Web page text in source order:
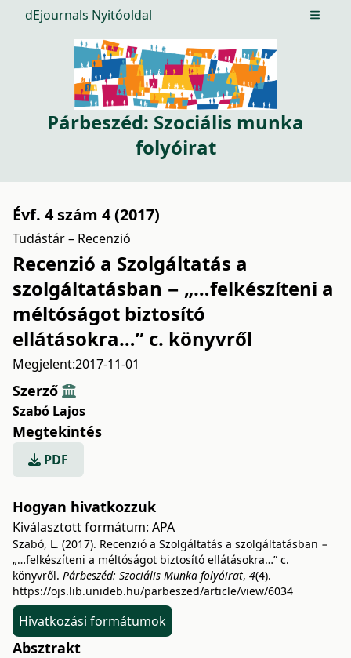
dEjournals Nyitóoldal Open
Párbeszéd: Szociális munka
folyóirat
Évf. 4 szám 4 (2017)
Tudástár – Recenzió
Recenzió a Szolgáltatás a
szolgáltatásban − „…felkészíteni a
méltóságot biztosító
ellátásokra…” c. könyvről
Megjelent:2017-11-01
Szerző
Szabó Lajos
Megtekintés
PDF
Hogyan hivatkozzuk
Kiválasztott formátum: APA
Szabó, L. (2017). Recenzió a Szolgáltatás a szolgáltatásban −
„…felkészíteni a méltóságot biztosító ellátásokra…” c.
könyvről. Párbeszéd: Szociális Munka folyóirat, 4(4).
https://ojs.lib.unideb.hu/parbeszed/article/view/6034
Hivatkozási formátumok
Absztrakt